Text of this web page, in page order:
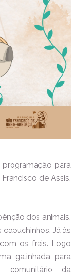
para
de Assis,
dos animais,
Já às
os freis. Logo
galinhada para
comunitário da